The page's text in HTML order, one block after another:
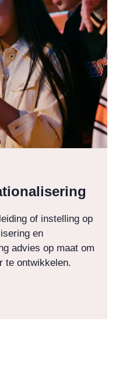
of instelling op
en
advies op maat om
te ontwikkelen.